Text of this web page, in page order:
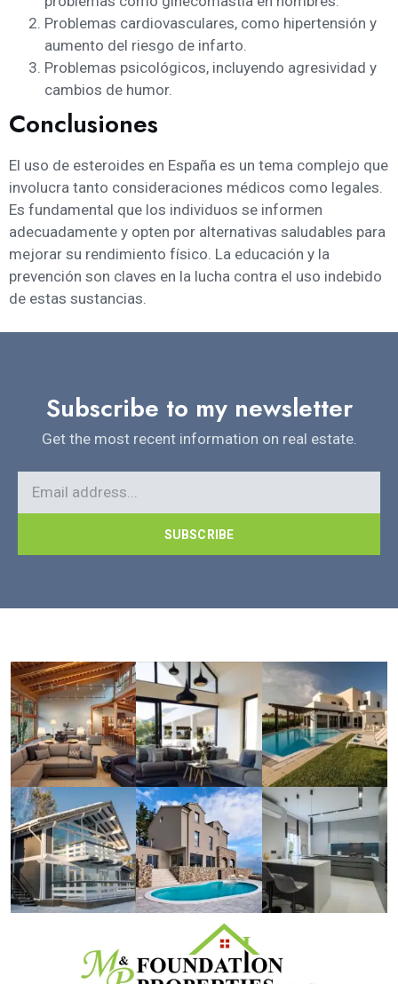
Problemas cardiovasculares, como hipertensión y
aumento del riesgo de infarto.
Problemas psicológicos, incluyendo agresividad y
cambios de humor.
Conclusiones
El uso de esteroides en España es un tema complejo que
involucra tanto consideraciones médicos como legales.
Es fundamental que los individuos se informen
adecuadamente y opten por alternativas saludables para
mejorar su rendimiento físico. La educación y la
prevención son claves en la lucha contra el uso indebido
de estas sustancias.
Subscribe to my newsletter
Get the most recent information on real estate.
SUBSCRIBE